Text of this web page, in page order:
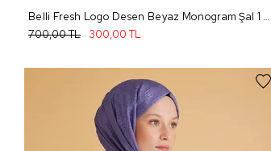
Belli Fresh Logo Desen Beyaz Monogram Şal 1 - 71
300,00 TL
700,00 TL